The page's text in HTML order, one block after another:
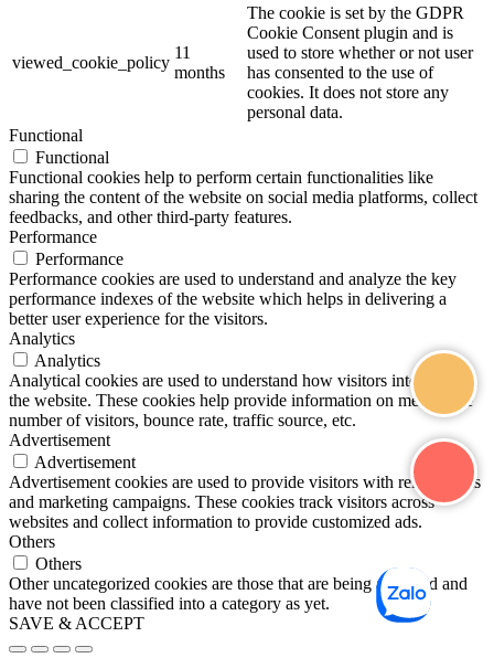
viewed_cookie_policy
11
months
The cookie is set by the GDPR
Cookie Consent plugin and is
used to store whether or not user
has consented to the use of
cookies. It does not store any
personal data.
Functional
Functional
Functional cookies help to perform certain functionalities like
sharing the content of the website on social media platforms, collect
feedbacks, and other third-party features.
Performance
Performance
Performance cookies are used to understand and analyze the key
performance indexes of the website which helps in delivering a
better user experience for the visitors.
Analytics
Analytics
Analytical cookies are used to understand how visitors interact with
the website. These cookies help provide information on metrics the
number of visitors, bounce rate, traffic source, etc.
Advertisement
Advertisement
Advertisement cookies are used to provide visitors with relevant ads
and marketing campaigns. These cookies track visitors across
websites and collect information to provide customized ads.
Others
Others
Other uncategorized cookies are those that are being analyzed and
have not been classified into a category as yet.
SAVE & ACCEPT